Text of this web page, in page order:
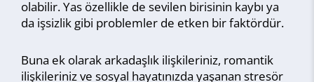
olabilir. Yas özellikle de sevilen birisinin kaybı ya
da işsizlik gibi problemler de etken bir faktördür.
Buna ek olarak arkadaşlık ilişkileriniz, romantik
ilişkileriniz ve sosyal hayatınızda yaşanan stresör